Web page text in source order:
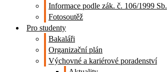
Informace podle zák. č. 106/1999 Sb.
Fotosoutěž
Pro studenty
Bakaláři
Organizační plán
Výchovné a kariérové poradenství